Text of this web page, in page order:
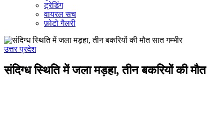
ट्रेडिंग
वायरल सच
फ़ोटो गैलरी
उत्तर प्रदेश
संदिग्ध स्थिति में जला मड़हा, तीन बकरियों की मौत